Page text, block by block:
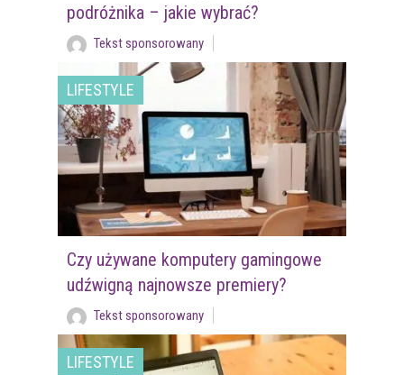
podróżnika – jakie wybrać?
Tekst sponsorowany
LIFESTYLE
Czy używane komputery gamingowe
udźwigną najnowsze premiery?
Tekst sponsorowany
LIFESTYLE